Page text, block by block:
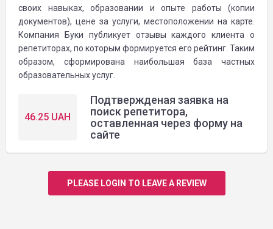
своих навыках, образовании и опыте работы (копии
документов), цене за услуги, местоположении на карте.
Компания Буки публикует отзывы каждого клиента о
репетиторах, по которым формируется его рейтинг. Таким
образом, сформирована наибольшая база частных
образовательных услуг.
46.25 UAH
Подтвержденая заявка на
поиск репетитора,
оставленная через форму на
сайте
PLEASE LOGIN TO LEAVE A REVIEW